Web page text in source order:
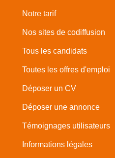
Notre tarif
Nos sites de codiffusion
Tous les candidats
Toutes les offres d'emploi
Déposer un CV
Déposer une annonce
Témoignages utilisateurs
Informations légales